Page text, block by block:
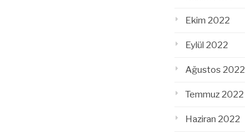
Ekim 2022
Eylül 2022
Ağustos 2022
Temmuz 2022
Haziran 2022